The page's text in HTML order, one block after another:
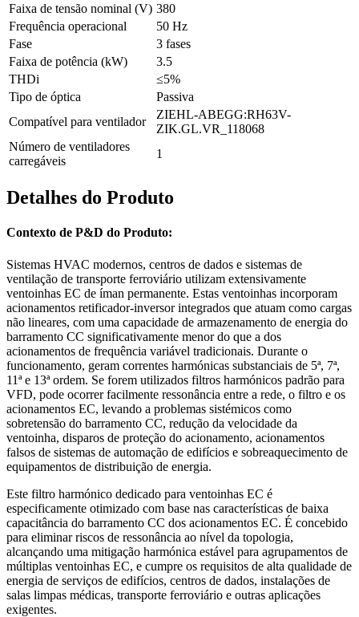
Faixa de tensão nominal (V) 380
Frequência operacional
50 Hz
Fase
3 fases
Faixa de potência (kW)
3.5
THDi
≤5%
Tipo de óptica
Passiva
Compatível para ventilador
ZIEHL-ABEGG:RH63V-
ZIK.GL.VR_118068
Número de ventiladores
carregáveis
1
Detalhes do Produto
Contexto de P&D do Produto:
Sistemas HVAC modernos, centros de dados e sistemas de
ventilação de transporte ferroviário utilizam extensivamente
ventoinhas EC de íman permanente. Estas ventoinhas incorporam
acionamentos retificador-inversor integrados que atuam como cargas
não lineares, com uma capacidade de armazenamento de energia do
barramento CC significativamente menor do que a dos
acionamentos de frequência variável tradicionais. Durante o
funcionamento, geram correntes harmónicas substanciais de 5ª, 7ª,
11ª e 13ª ordem. Se forem utilizados filtros harmónicos padrão para
VFD, pode ocorrer facilmente ressonância entre a rede, o filtro e os
acionamentos EC, levando a problemas sistémicos como
sobretensão do barramento CC, redução da velocidade da
ventoinha, disparos de proteção do acionamento, acionamentos
falsos de sistemas de automação de edifícios e sobreaquecimento de
equipamentos de distribuição de energia.
Este filtro harmónico dedicado para ventoinhas EC é
especificamente otimizado com base nas características de baixa
capacitância do barramento CC dos acionamentos EC. É concebido
para eliminar riscos de ressonância ao nível da topologia,
alcançando uma mitigação harmónica estável para agrupamentos de
múltiplas ventoinhas EC, e cumpre os requisitos de alta qualidade de
energia de serviços de edifícios, centros de dados, instalações de
salas limpas médicas, transporte ferroviário e outras aplicações
exigentes.